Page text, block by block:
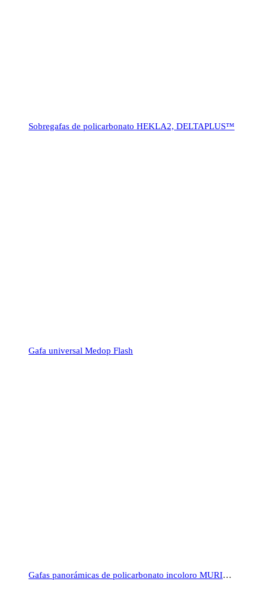
Sobregafas de policarbonato HEKLA2, DELTAPLUS™
Gafa universal Medop Flash
Gafas panorámicas de policarbonato incoloro MURIA1, DELTAPLUS™